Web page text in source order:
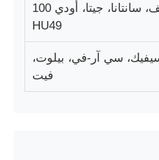
جولف، سانتانا، جيتا، أودي 100
HU49
سيفيك، سي آر-في، بيلوت،
فيت